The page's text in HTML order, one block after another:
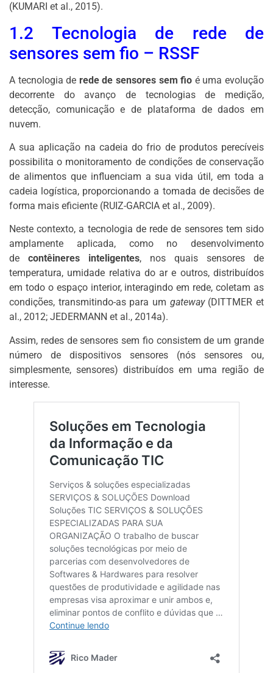
(KUMARI et al., 2015).
1.2 Tecnologia de rede de
sensores sem fio – RSSF
A tecnologia de rede de sensores sem fio é uma evolução
decorrente do avanço de tecnologias de medição,
detecção, comunicação e de plataforma de dados em
nuvem.
A sua aplicação na cadeia do frio de produtos perecíveis
possibilita o monitoramento de condições de conservação
de alimentos que influenciam a sua vida útil, em toda a
cadeia logística, proporcionando a tomada de decisões de
forma mais eficiente (RUIZ-GARCIA et al., 2009).
Neste contexto, a tecnologia de rede de sensores tem sido
amplamente aplicada, como no desenvolvimento
de contêineres inteligentes, nos quais sensores de
temperatura, umidade relativa do ar e outros, distribuídos
em todo o espaço interior, interagindo em rede, coletam as
condições, transmitindo-as para um gateway(DITTMER et
al., 2012; JEDERMANN et al., 2014a).
Assim, redes de sensores sem fio consistem de um grande
número de dispositivos sensores (nós sensores ou,
simplesmente, sensores) distribuídos em uma região de
interesse.